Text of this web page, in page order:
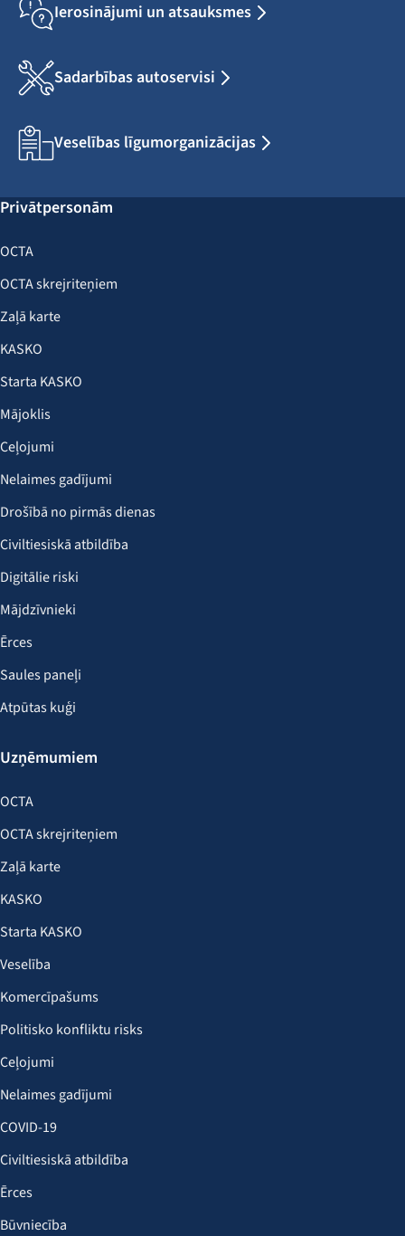
Ierosinājumi un atsauksmes
Sadarbības autoservisi
Veselības līgumorganizācijas
Privātpersonām
OCTA
OCTA skrejriteņiem
Zaļā karte
KASKO
Starta KASKO
Mājoklis
Ceļojumi
Nelaimes gadījumi
Drošībā no pirmās dienas
Civiltiesiskā atbildība
Digitālie riski
Mājdzīvnieki
Ērces
Saules paneļi
Atpūtas kuģi
Uzņēmumiem
OCTA
OCTA skrejriteņiem
Zaļā karte
KASKO
Starta KASKO
Veselība
Komercīpašums
Politisko konfliktu risks
Ceļojumi
Nelaimes gadījumi
COVID-19
Civiltiesiskā atbildība
Ērces
Būvniecība